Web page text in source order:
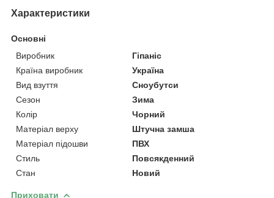
Характеристики
Основні
Виробник
Гіпаніс
Країна виробник
Україна
Вид взуття
Сноубутси
Сезон
Зима
Колір
Чорний
Матеріал верху
Штучна замша
Матеріал підошви
ПВХ
Стиль
Повсякденний
Стан
Новий
Приховати